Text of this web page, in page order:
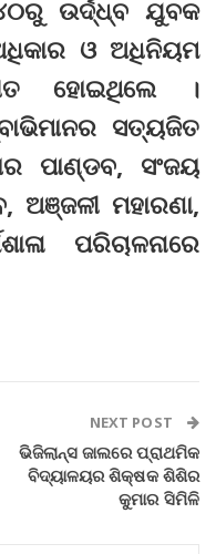
ଉର୍ଦ୍ଧ୍ବ ଯୁବକ
ଓ ଅଧିନିୟମ
ହୋଇଥିଲେ ।
ସତ୍ୟଜିତ
ପାଣ୍ଡବ, ସଂଜୟ
ଅଞ୍ଜଳୀ ମହାରଣା,
ପରିଚାଳନାରେ
NEXT POST
ଭିଜିଲାନ୍ସ ଜାଲରେ ପ୍ରାଥମିକ
ବିଦ୍ୟାଳୟର ଶିକ୍ଷକ ଶିଶିର
କୁମାର ସିମିଳି